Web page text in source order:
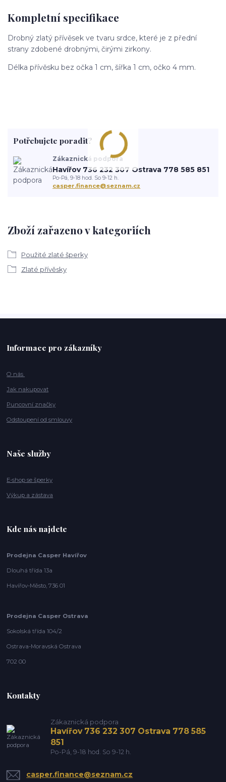
Kompletní specifikace
Drobný zlatý přívěsek ve tvaru srdce, které je z přední
strany zdobené drobnými, čirými zirkony.
Délka přívěsku bez očka 1 cm, šířka 1 cm, očko 4 mm.
Zboží zařazeno v kategoriích
Použité zlaté šperky
Zlaté přívěsky
Potřebujete poradit?
Zákaznická podpora
Havířov 736 232 307 Ostrava 778 585 851
Po-Pá, 9-18 hod. So 9-12 h.
casper.finance@seznam.cz
Informace pro zákazníky
O nás
Jak nakupovat
Puncovní značky
Odstoupení od smlouvy
Naše služby
E-shop se šperky
Výkup a zástava
Kde nás najdete
Prodejna Casper Havířov
Dlouhá třída 13a
Havířov-Město, 736 01
Prodejna Casper Ostrava
Sokolská třída 104/2
Ostrava-Moravská Ostrava
702 00
Kontakty
Zákaznická podpora
Havířov 736 232 307 Ostrava 778 585
851
Po-Pá, 9-18 hod. So 9-12 h.
casper.finance@seznam.cz